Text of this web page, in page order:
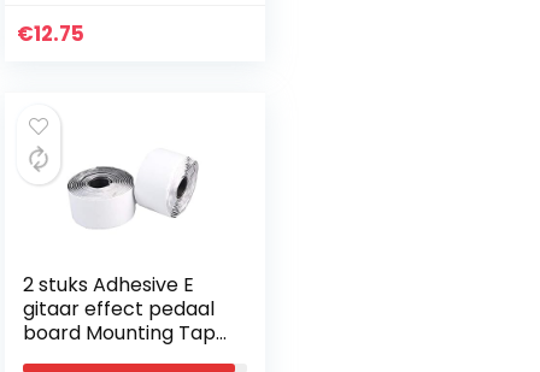
€12.75
2 stuks Adhesive E
gitaar effect pedaal
board Mounting Tape
Hook Loop